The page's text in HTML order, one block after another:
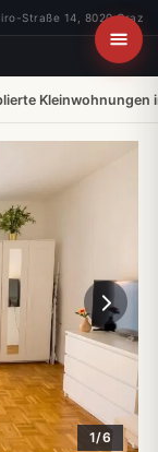
Straße 14, 8020 Graz
Kleinwohnungen
1/6